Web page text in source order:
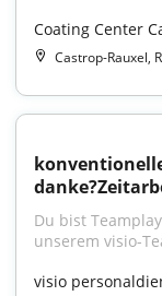
Coating Center
Castrop-Rauxel,
Du bist
unserem visio-
visio